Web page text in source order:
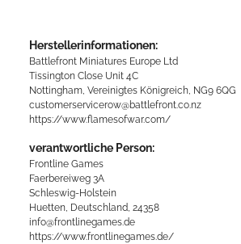
Herstellerinformationen:
Battlefront Miniatures Europe Ltd
Tissington Close Unit 4C
Nottingham, Vereinigtes Königreich, NG9 6QG
customerservicerow@battlefront.co.nz
https://www.flamesofwar.com/
verantwortliche Person:
Frontline Games
Faerbereiweg 3A
Schleswig-Holstein
Huetten, Deutschland, 24358
info@frontlinegames.de
https://www.frontlinegames.de/